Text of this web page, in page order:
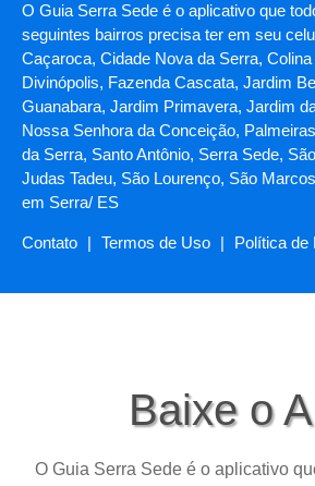
O Guia Serra Sede é o aplicativo que
seguintes bairros precisa ter em seu
Caçaroca, Cidade Nova da Serra, Colina
Divinópolis, Fazenda Cascata, Jardim
Guanabara, Jardim Primavera, Jardim
Nossa Senhora da Conceição,
da Serra, Santo Antônio, Serra Sede,
Judas Tadeu, São Lourenço, São
em Serra/ ES
Contato | Termos de Uso | Política de
Baixe o
O Guia Serra Sede é o aplicativo